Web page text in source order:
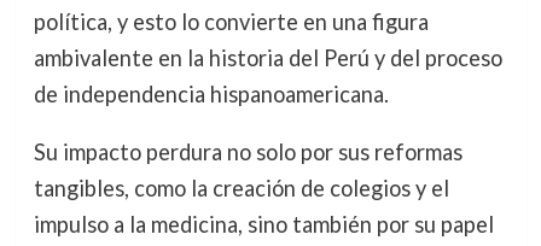
política, y esto lo convierte en una figura
ambivalente en la historia del Perú y del proceso
de independencia hispanoamericana.
Su impacto perdura no solo por sus reformas
tangibles, como la creación de colegios y el
impulso a la medicina, sino también por su papel